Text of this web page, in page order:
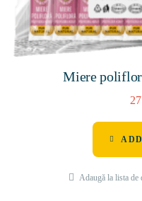
Miere
Adaugă la lista de